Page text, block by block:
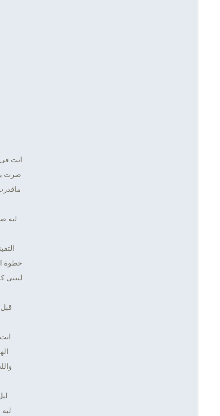
انت
صرت
ليه
خطوة
ليتني